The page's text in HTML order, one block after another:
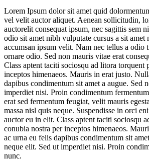
Lorem Ipsum dolor sit amet quid
vel velit auctor aliquet. Aenean sollicitudin,
auctorelit consequat ipsum, nec sagittis sem
odio sit amet nibh vulputate cursus a sit amet
accumsan ipsum velit. Nam nec tellus a odio
ornare odio. Sed non mauris vitae erat
Class aptent taciti sociosqu ad litora torquent
inceptos himenaeos. Mauris in erat justo.
dapibus condimentum sit amet a augue. Sed
imperdiet nisi. Proin condimentum
erat sed fermentum feugiat, velit mauris
massa nisl quis neque. Suspendisse in orci
auctor eu in elit. Class aptent taciti sociosqu
conubia nostra per inceptos himenaeos.
ac urna eu felis dapibus condimentum sit
neque elit. Sed ut imperdiet nisi. Proin
nunc.